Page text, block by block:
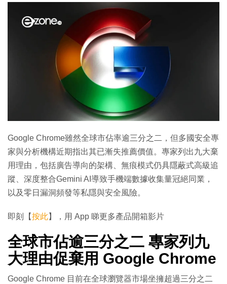
Google Chrome雖然全球市佔率逾三分之二，但多國安全專
家與分析機構近期指出其已漸失推薦價值。專家列出九大棄
用理由，包括廣告導向的架構、無痕模式仍具隱蔽式高級追
蹤、深度整合Gemini AI導致手機端數據收集量冠絕同業，
以及零日漏洞頻發等私隱與安全風險。
即刻【按此】，用 App 睇更多產品開箱影片
全球市佔逾三分之二 專家列九
大理由促棄用 Google Chrome
Google Chrome 目前在全球瀏覽器市場坐擁超過三分之二